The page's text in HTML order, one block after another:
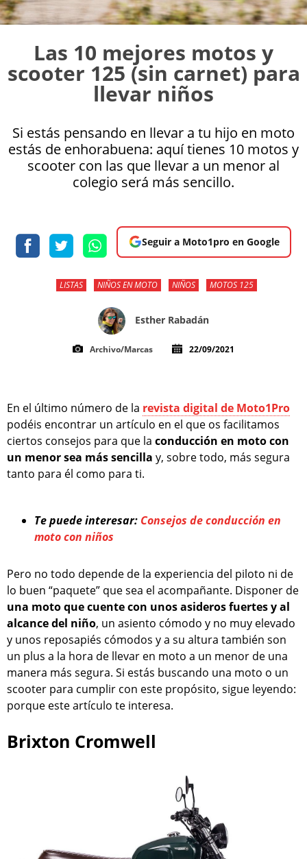
Las 10 mejores motos y
scooter 125 (sin carnet) para
llevar niños
Si estás pensando en llevar a tu hijo en moto
estás de enhorabuena: aquí tienes 10 motos y
scooter con las que llevar a un menor al
colegio será más sencillo.
Seguir a Moto1pro en Google
LISTAS NIÑOS EN MOTO NIÑOS MOTOS 125
Esther Rabadán
Archivo/Marcas 22/09/2021
En el último número de la revista digital de Moto1Pro
podéis encontrar un artículo en el que os facilitamos
ciertos consejos para que la conducción en moto con
un menor sea más sencilla y, sobre todo, más segura
tanto para él como para ti.
Te puede interesar: Consejos de conducción en
moto con niños
Pero no todo depende de la experiencia del piloto ni de
lo buen “paquete” que sea el acompañante. Disponer de
una moto que cuente con unos asideros fuertes y al
alcance del niño, un asiento cómodo y no muy elevado
y unos reposapiés cómodos y a su altura también son
un plus a la hora de llevar en moto a un menor de una
manera más segura. Si estás buscando una moto o un
scooter para cumplir con este propósito, sigue leyendo:
porque este artículo te interesa.
Brixton Cromwell